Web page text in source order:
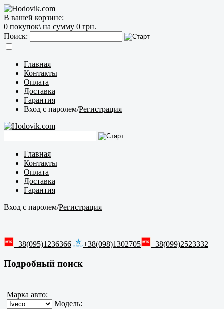
В вашей корзине:
0 покупок\ на сумму 0 грн.
Поиск:
Главная
Контакты
Оплата
Доставка
Гарантия
Вход с паролем/Регистрация
Главная
Контакты
Оплата
Доставка
Гарантия
Вход с паролем/Регистрация
+38(095)1236366 +38(098)1302705 +38(099)2523332
Подробный поиск
Марка авто:
Модель: